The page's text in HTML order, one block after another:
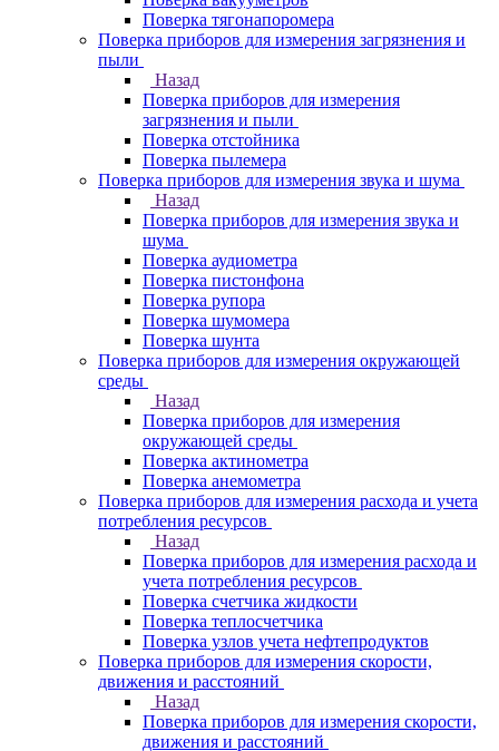
Поверка тягонапоромера
Поверка приборов для измерения загрязнения и
пыли
Назад
Поверка приборов для измерения
загрязнения и пыли
Поверка отстойника
Поверка пылемера
Поверка приборов для измерения звука и шума
Назад
Поверка приборов для измерения звука и
шума
Поверка аудиометра
Поверка пистонфона
Поверка рупора
Поверка шумомера
Поверка шунта
Поверка приборов для измерения окружающей
среды
Назад
Поверка приборов для измерения
окружающей среды
Поверка актинометра
Поверка анемометра
Поверка приборов для измерения расхода и учета
потребления ресурсов
Назад
Поверка приборов для измерения расхода и
учета потребления ресурсов
Поверка счетчика жидкости
Поверка теплосчетчика
Поверка узлов учета нефтепродуктов
Поверка приборов для измерения скорости,
движения и расстояний
Назад
Поверка приборов для измерения скорости,
движения и расстояний